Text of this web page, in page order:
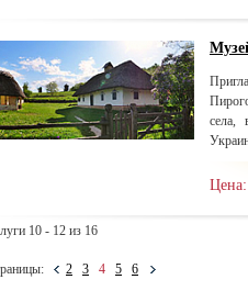
села,
10 - 12 из 16
2 3 4 5 6